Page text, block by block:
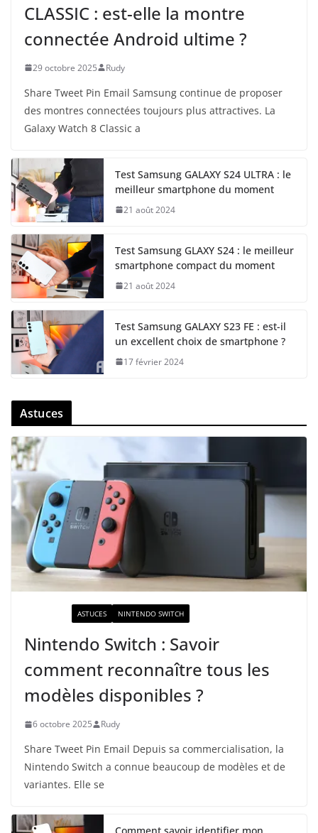
CLASSIC : est-elle la montre
connectée Android ultime ?
29 octobre 2025 Rudy
Share Tweet Pin Email Samsung continue de proposer
des montres connectées toujours plus attractives. La
Galaxy Watch 8 Classic a
Test Samsung GALAXY S24 ULTRA : le
meilleur smartphone du moment
21 août 2024
Test Samsung GLAXY S24 : le meilleur
smartphone compact du moment
21 août 2024
Test Samsung GALAXY S23 FE : est-il
un excellent choix de smartphone ?
17 février 2024
Astuces
ASTUCES NINTENDO SWITCH
Nintendo Switch : Savoir
comment reconnaître tous les
modèles disponibles ?
6 octobre 2025 Rudy
Share Tweet Pin Email Depuis sa commercialisation, la
Nintendo Switch a connue beaucoup de modèles et de
variantes. Elle se